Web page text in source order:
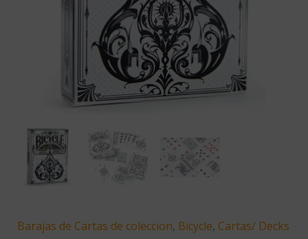
Barajas de Cartas de coleccion, Bicycle, Cartas/ Decks